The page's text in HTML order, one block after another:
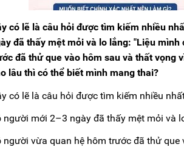
có lẽ là câu hỏi được tìm kiếm nhiều
đã thấy mệt mỏi và lo lắng: "Liệu
đã thử que vào hôm sau và thất vọng
lâu thì có thể biết mình mang thai?
có lẽ là câu hỏi được tìm kiếm nhiều
người mới 2–3 ngày đã thấy mệt mỏi và
người vừa quan hệ hôm trước đã thử